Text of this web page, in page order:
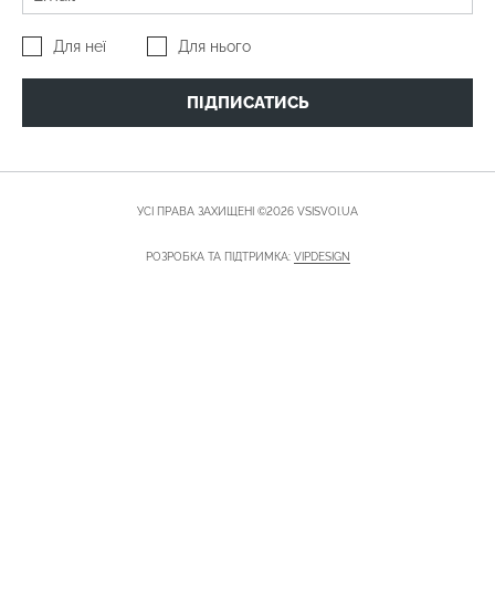
Для неї Для нього
ПІДПИСАТИСЬ
УСІ ПРАВА ЗАХИЩЕНІ ©2026 VSISVOI.UA
РОЗРОБКА ТА ПІДТРИМКА: VIPDESIGN